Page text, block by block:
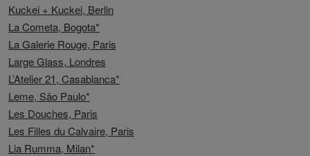
Kuckei + Kuckei, Berlin
La Cometa, Bogota*
La Galerie Rouge, Paris
Large Glass, Londres
L’Atelier 21, Casablanca*
Leme, São Paulo*
Les Douches, Paris
Les Filles du Calvaire, Paris
Lia Rumma, Milan*